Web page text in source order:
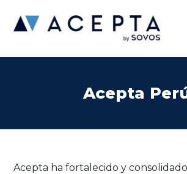
Acepta
Acepta ha fortalecido y